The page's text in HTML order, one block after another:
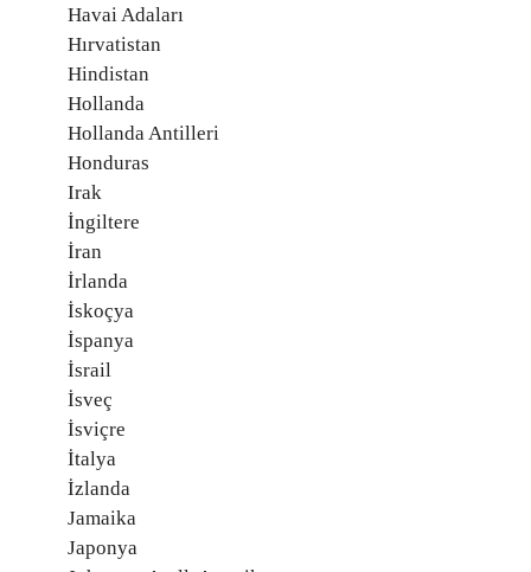
Havai Adaları
Hırvatistan
Hindistan
Hollanda
Hollanda Antilleri
Honduras
Irak
İngiltere
İran
İrlanda
İskoçya
İspanya
İsrail
İsveç
İsviçre
İtalya
İzlanda
Jamaika
Japonya